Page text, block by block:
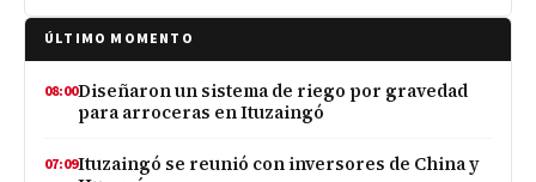
ÚLTIMO MOMENTO
08:00Diseñaron un sistema de riego por gravedad
para arroceras en Ituzaingó
07:09Ituzaingó se reunió con inversores de China y